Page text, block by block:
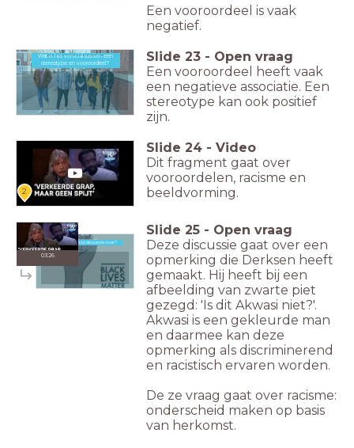
Een vooroordeel is vaak
negatief.
Wat is het verschil tussen een stereotype en vooroordeel?
Wat is het verschil tussen een
stereotype en vooroordeel?
Slide 23 - Open vraag
Een vooroordeel heeft vaak
een negatieve associatie. Een
stereotype kan ook positief
zijn.
2
Slide 24 - Video
Dit fragment gaat over
vooroordelen, racisme en
beeldvorming.
03:26
Waar gaat deze discussie over?
Waar gaat deze discussie over?
Slide 25 - Open vraag
Deze discussie gaat over een
opmerking die Derksen heeft
gemaakt. Hij heeft bij een
afbeelding van zwarte piet
gezegd: 'Is dit Akwasi niet?'.
Akwasi is een gekleurde man
en daarmee kan deze
opmerking als discriminerend
en racistisch ervaren worden.
De ze vraag gaat over racisme:
onderscheid maken op basis
van herkomst.